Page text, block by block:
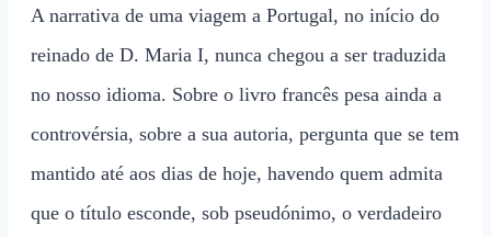
A narrativa de uma viagem a Portugal, no início do
reinado de D. Maria I, nunca chegou a ser traduzida
no nosso idioma. Sobre o livro francês pesa ainda a
controvérsia, sobre a sua autoria, pergunta que se tem
mantido até aos dias de hoje, havendo quem admita
que o título esconde, sob pseudónimo, o verdadeiro